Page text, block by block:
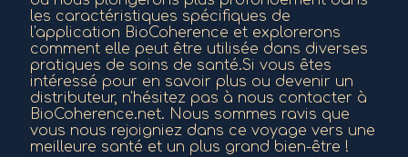
les caractéristiques spécifiques de
l'application BioCoherence et explorerons
comment elle peut être utilisée dans diverses
pratiques de soins de santé.Si vous êtes
intéressé pour en savoir plus ou devenir un
distributeur, n'hésitez pas à nous contacter à
BioCoherence.net. Nous sommes ravis que
vous nous rejoigniez dans ce voyage vers une
meilleure santé et un plus grand bien-être !